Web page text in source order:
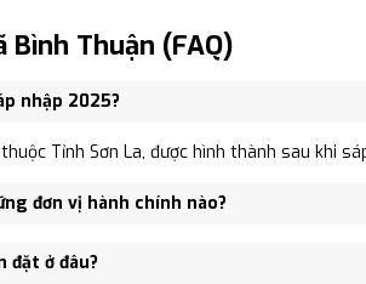
Bình Thuận (FAQ)
nhập 2025?
Tỉnh Sơn La, được hình thành sau khi
đơn vị hành chính nào?
nhập Xã Phổng Lái, Xã Chiềng Pha.
đặt ở đâu?